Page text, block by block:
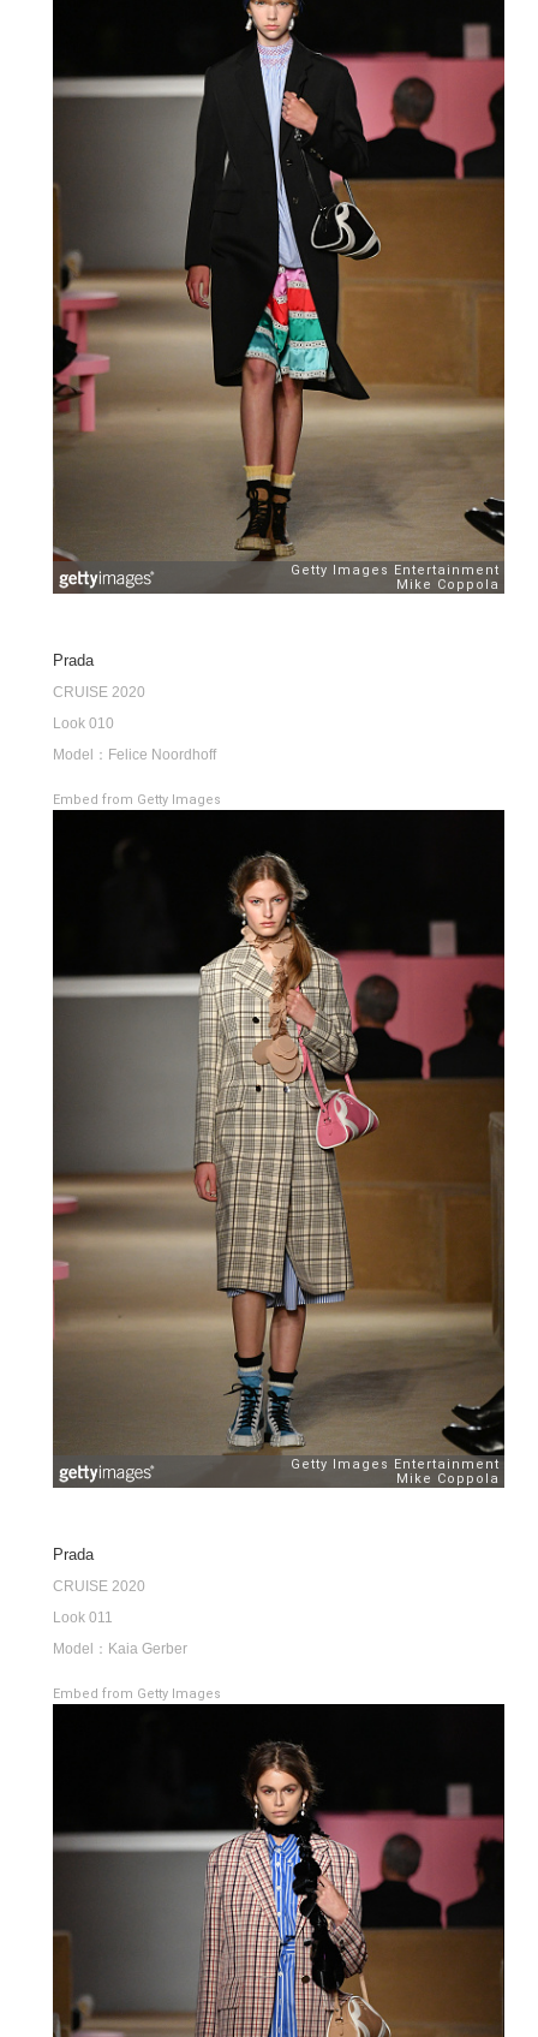
Prada
CRUISE 2020
Look 010
Model：Felice Noordhoff
Embed from Getty Images
Prada
CRUISE 2020
Look 011
Model：Kaia Gerber
Embed from Getty Images